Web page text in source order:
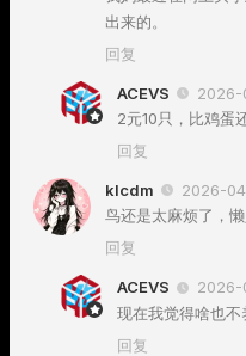
出来的。
回复
ACEVS
2026-
2元10只，比鸡蛋
回复
klcdm
2026-
鸟还是太麻烦了，懒
回复
ACEVS
2026-
现在我觉得啥也不
回复